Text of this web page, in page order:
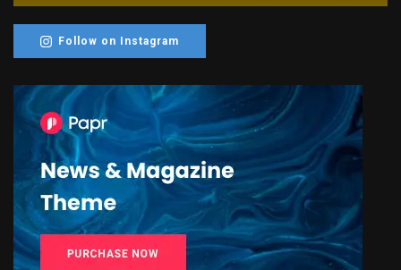
Follow on Instagram